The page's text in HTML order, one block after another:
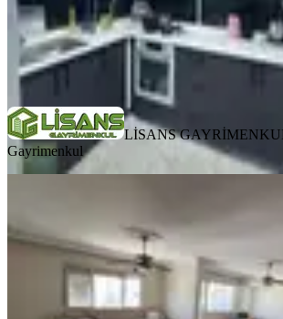
LİSANS GAYRİMENKUL Lisans
LİSANS
Gayrimenkul
Dubleks Daire
Seyhan, Yeşilyurt Mahallesi
·6. Kat·